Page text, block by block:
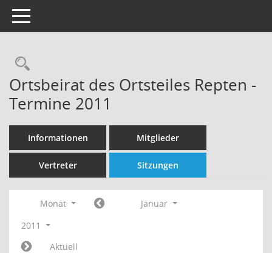
Toggle navigation
Rechercheauswahl
Ortsbeirat des Ortsteiles Repten -
Termine 2011
Informationen Mitglieder
Vertreter Sitzungen
Monat
Januar
2011
Aktuell